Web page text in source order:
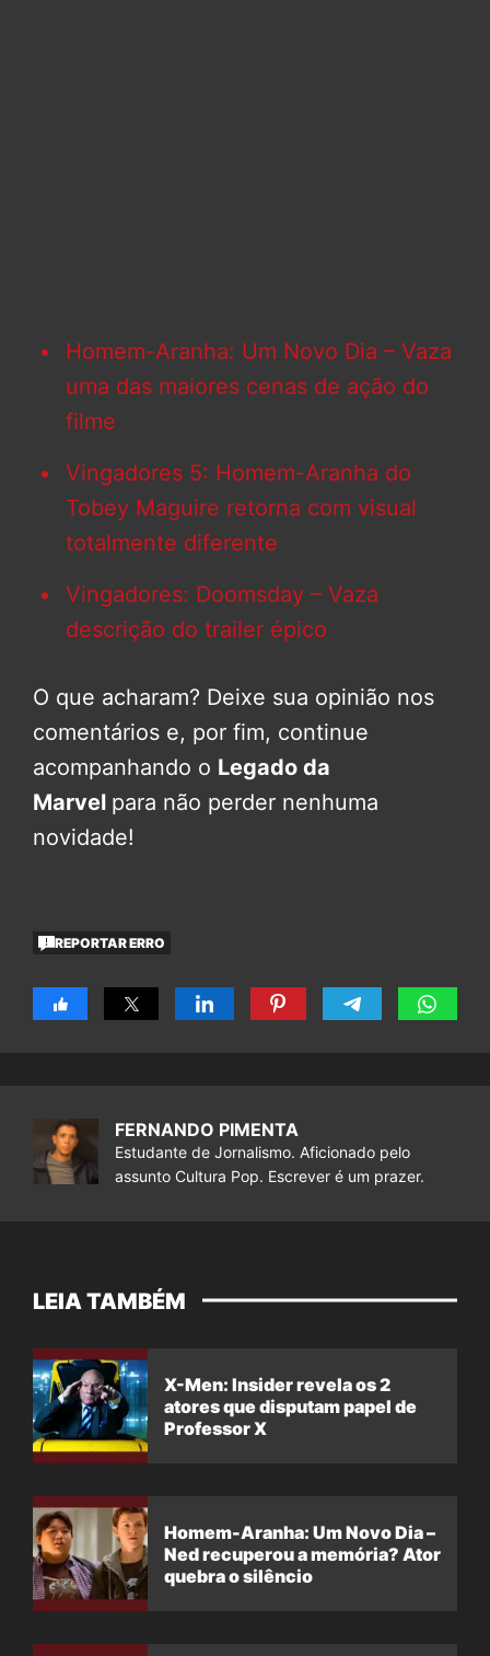
Homem-Aranha: Um Novo Dia – Vaza
uma das maiores cenas de ação do
filme
Vingadores 5: Homem-Aranha do
Tobey Maguire retorna com visual
totalmente diferente
Vingadores: Doomsday – Vaza
descrição do trailer épico
O que acharam? Deixe sua opinião nos
comentários e, por fim, continue
acompanhando o Legado da
Marvel para não perder nenhuma
novidade!
REPORTAR ERRO
FERNANDO PIMENTA
Estudante de Jornalismo. Aficionado pelo
assunto Cultura Pop. Escrever é um prazer.
LEIA TAMBÉM
X-Men: Insider revela os 2
atores que disputam papel de
Professor X
Homem-Aranha: Um Novo Dia –
Ned recuperou a memória? Ator
quebra o silêncio